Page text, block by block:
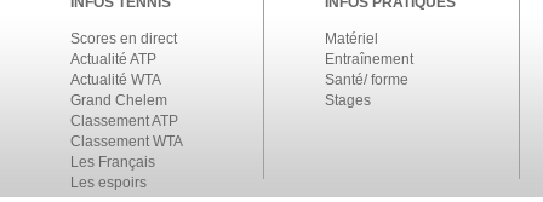
Scores en direct
Actualité ATP
Actualité WTA
Grand Chelem
Classement ATP
Classement WTA
Les Français
Les espoirs
Matériel
Entraînement
Santé/ forme
Stages